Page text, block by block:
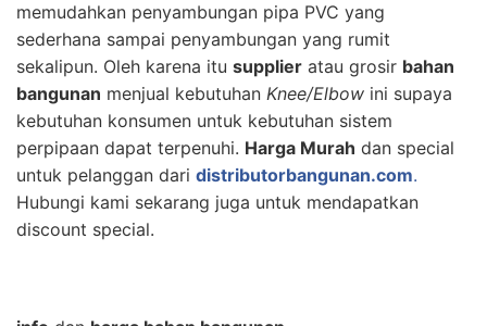
memudahkan penyambungan pipa PVC yang
sederhana sampai penyambungan yang rumit
sekalipun. Oleh karena itu supplier atau grosir bahan
bangunan menjual kebutuhan Knee/Elbow ini supaya
kebutuhan konsumen untuk kebutuhan sistem
perpipaan dapat terpenuhi. Harga Murah dan special
untuk pelanggan dari distributorbangunan.com.
Hubungi kami sekarang juga untuk mendapatkan
discount special.